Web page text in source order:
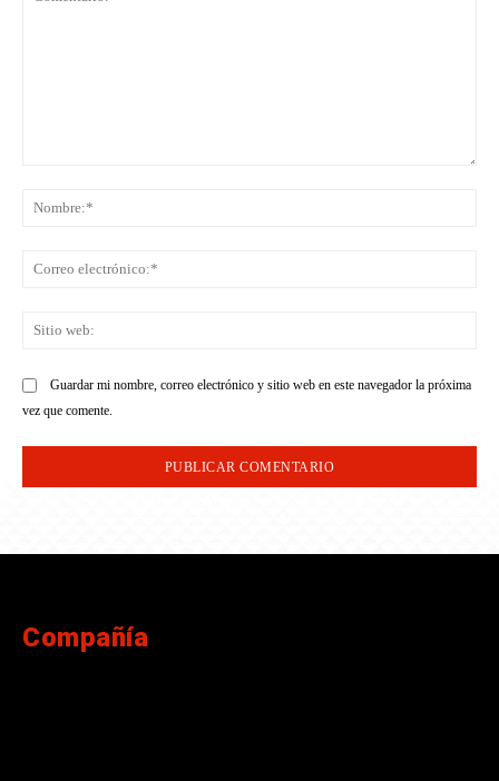
Guardar mi nombre, correo electrónico y sitio web en este navegador la próxima
vez que comente.
Compañía